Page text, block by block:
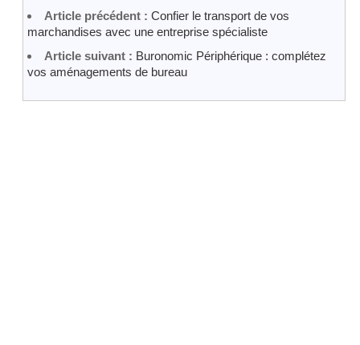
Article précédent : Confier le transport de vos
marchandises avec une entreprise spécialiste
Article suivant : Buronomic Périphérique : complétez
vos aménagements de bureau